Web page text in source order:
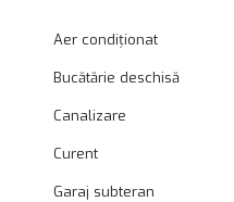
Aer condiționat
Bucătărie deschisă
Canalizare
Curent
Garaj subteran